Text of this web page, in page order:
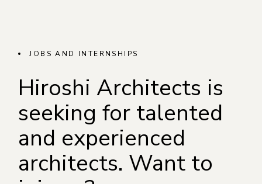
JOBS AND INTERNSHIPS
Hiroshi Architects is
seeking for talented
and experienced
architects. Want to